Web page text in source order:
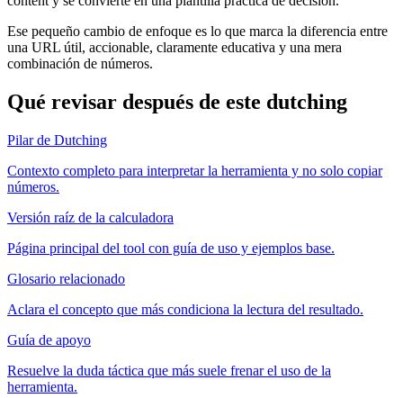
Ese pequeño cambio de enfoque es lo que marca la diferencia entre
una URL útil, accionable, claramente educativa y una mera
combinación de números.
Qué revisar después de este dutching
Pilar de Dutching
Contexto completo para interpretar la herramienta y no solo copiar
números.
Versión raíz de la calculadora
Página principal del tool con guía de uso y ejemplos base.
Glosario relacionado
Aclara el concepto que más condiciona la lectura del resultado.
Guía de apoyo
Resuelve la duda táctica que más suele frenar el uso de la
herramienta.